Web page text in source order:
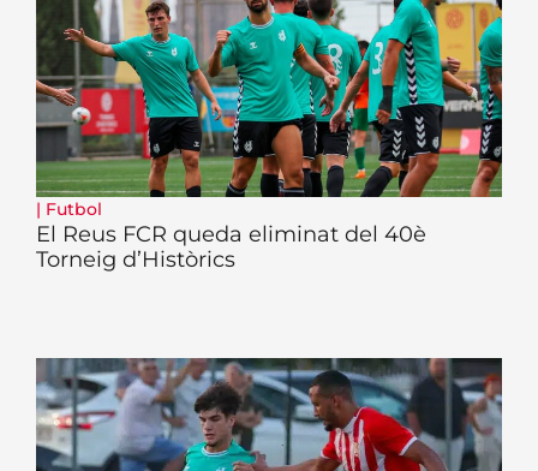
| Futbol
El Reus FCR queda eliminat del 40è
Torneig d’Històrics